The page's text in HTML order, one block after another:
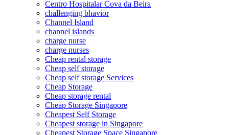
Centro Hospitalar Cova da Beira
challenging bhavior
Channel Island
channel islands
charge nurse
charge nurses
Cheap rental storage
Cheap self storage
Cheap self storage Services
Cheap Storage
Cheap storage rental
Cheap Storage Singapore
Cheapest Self Storage
Cheapest storage in Singapore
Cheapest Storage Space Singapore